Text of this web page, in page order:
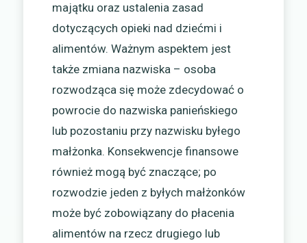
majątku oraz ustalenia zasad
dotyczących opieki nad dziećmi i
alimentów. Ważnym aspektem jest
także zmiana nazwiska – osoba
rozwodząca się może zdecydować o
powrocie do nazwiska panieńskiego
lub pozostaniu przy nazwisku byłego
małżonka. Konsekwencje finansowe
również mogą być znaczące; po
rozwodzie jeden z byłych małżonków
może być zobowiązany do płacenia
alimentów na rzecz drugiego lub